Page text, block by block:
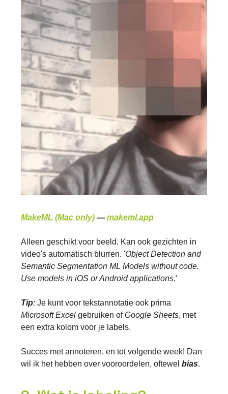
MakeML (Mac only) — makeml.app
Alleen geschikt voor beeld. Kan ook gezichten in
video's automatisch blurren. 'Object Detection and
Semantic Segmentation ML Models without code.
Use models in iOS or Android applications.'
Tip: Je kunt voor tekstannotatie ook prima
Microsoft Excel gebruiken ofGoogle Sheets, met
een extra kolom voor je labels.
Succes met annoteren, en tot volgende week! Dan
wil ik het hebben over vooroordelen, oftewel bias.